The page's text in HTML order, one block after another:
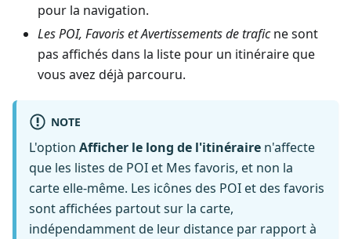
pour la navigation.
Les POI, Favoris et Avertissements de traficne sont
pas affichés dans la liste pour un itinéraire que
vous avez déjà parcouru.
NOTE
L'option Afficher le long de l'itinéraire n'affecte
que les listes de POI et Mes favoris, et non la
carte elle-même. Les icônes des POI et des favoris
sont affichées partout sur la carte,
indépendamment de leur distance par rapport à